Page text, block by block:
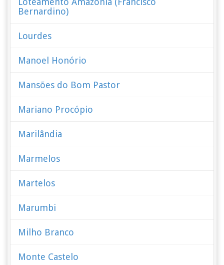
Bernardino)
Lourdes
Manoel Honório
Mansões do Bom Pastor
Mariano Procópio
Marilândia
Marmelos
Martelos
Marumbi
Milho Branco
Monte Castelo